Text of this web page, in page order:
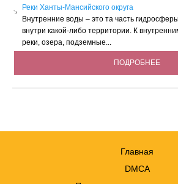
Реки Ханты-Мансийского округа
Внутренние воды – это та часть
внутри какой-либо территории. К
реки, озера, подземные...
ПОДРОБНЕЕ
Главная
DMCA